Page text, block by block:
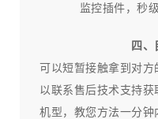
监控插件，秒
四、
可以短暂接触拿到对
以联系售后技术支持
机型，教您方法一分钟